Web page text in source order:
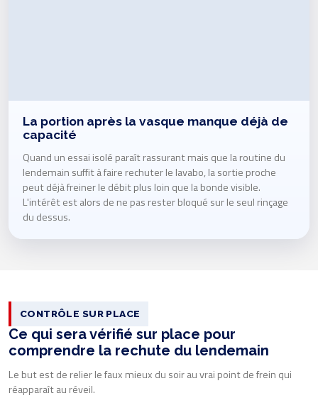
La portion après la vasque manque déjà de
capacité
Quand un essai isolé paraît rassurant mais que la routine du
lendemain suffit à faire rechuter le lavabo, la sortie proche
peut déjà freiner le débit plus loin que la bonde visible.
L'intérêt est alors de ne pas rester bloqué sur le seul rinçage
du dessus.
CONTRÔLE SUR PLACE
Ce qui sera vérifié sur place pour
comprendre la rechute du lendemain
Le but est de relier le faux mieux du soir au vrai point de frein qui
réapparaît au réveil.